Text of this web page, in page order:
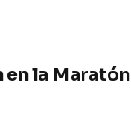
la Maratón